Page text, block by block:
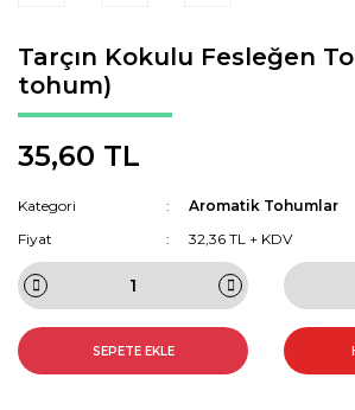
Tarçın Kokulu Fesleğen
tohum)
35,60 TL
Kategori
Aromatik Tohumlar
Fiyat
32,36 TL + KDV
SEPETE EKLE